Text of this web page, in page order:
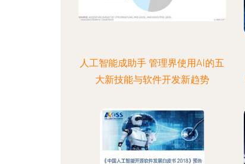
人工智能成助手 管理界使用AI的五
大新技能与软件开发新趋势